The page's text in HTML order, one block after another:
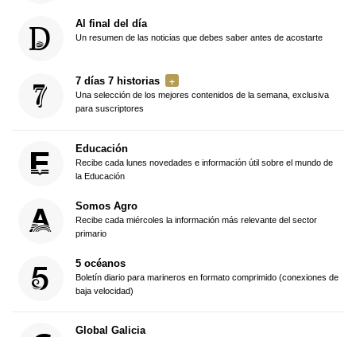
Al final del día
Un resumen de las noticias que debes saber antes de acostarte
7 días 7 historias
Una selección de los mejores contenidos de la semana, exclusiva
para suscriptores
Educación
Recibe cada lunes novedades e información útil sobre el mundo de
la Educación
Somos Agro
Recibe cada miércoles la información más relevante del sector
primario
5 océanos
Boletín diario para marineros en formato comprimido (conexiones de
baja velocidad)
Global Galicia